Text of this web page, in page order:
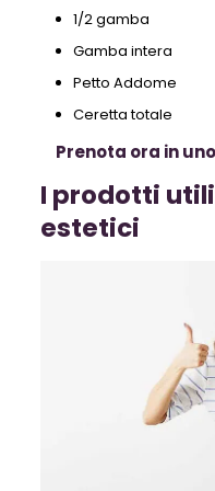
1/2 gamba
Gamba intera
Petto Addome
Ceretta totale
Prenota ora in
I prodotti
estetici